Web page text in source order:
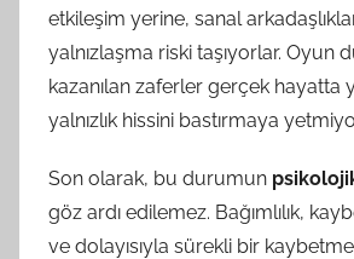
etkileşim yerine, sanal
yalnızlaşma riski taşıyorlar. Oyun
kazanılan zaferler gerçek hayatta
yalnızlık hissini bastırmaya
Son olarak, bu durumun
göz ardı edilemez. Bağımlılık,
ve dolayısıyla sürekli bir